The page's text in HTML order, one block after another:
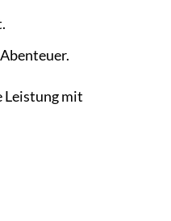
Abenteuer.
Leistung mit